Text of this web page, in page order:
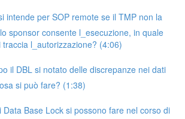
intende per SOP remote se il TMP non la
sponsor consente l_esecuzione, in quale
l_autorizzazione? (4:06)
il DBL si notato delle discrepanze nei dati
si può fare? (1:38)
Data Base Lock si possono fare nel corso di